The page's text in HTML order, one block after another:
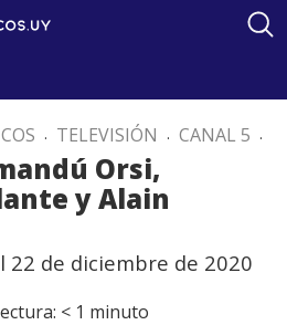
. TELEVISIÓN . CANAL 5 .
Orsi,
y Alain
de diciembre de 2020
< 1 minuto